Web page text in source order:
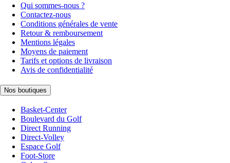
Qui sommes-nous ?
Contactez-nous
Conditions générales de vente
Retour & remboursement
Mentions légales
Moyens de paiement
Tarifs et options de livraison
Avis de confidentialité
Nos boutiques
Basket-Center
Boulevard du Golf
Direct Running
Direct-Volley
Espace Golf
Foot-Store